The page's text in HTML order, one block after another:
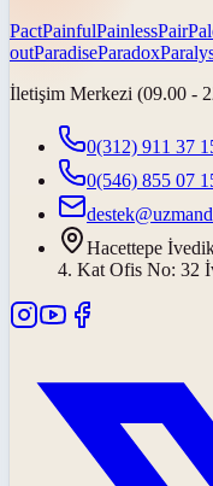
PactPainfulPainlessPair
outParadiseParadox
İletişim Merkezi (09.00 -
0(312) 911 37
0(546) 855 07
Hacettepe
4. Kat Ofis No: 32